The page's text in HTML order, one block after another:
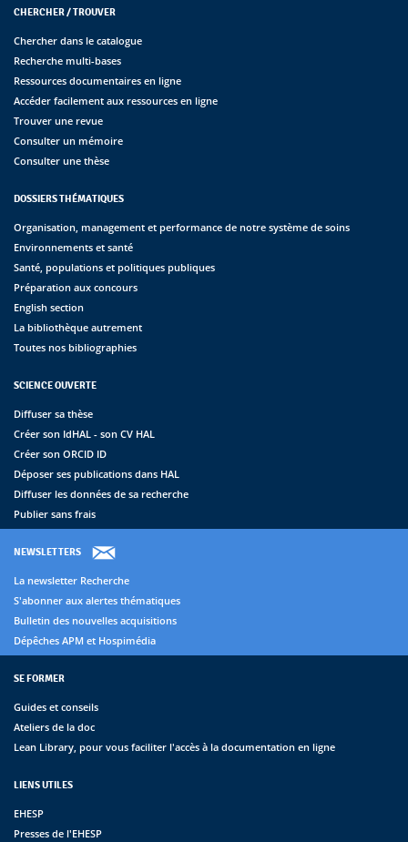
CHERCHER / TROUVER
Chercher dans le catalogue
Recherche multi-bases
Ressources documentaires en ligne
Accéder facilement aux ressources en ligne
Trouver une revue
Consulter un mémoire
Consulter une thèse
DOSSIERS THÉMATIQUES
Organisation, management et performance de notre système de soins
Environnements et santé
Santé, populations et politiques publiques
Préparation aux concours
English section
La bibliothèque autrement
Toutes nos bibliographies
SCIENCE OUVERTE
Diffuser sa thèse
Créer son IdHAL - son CV HAL
Créer son ORCID ID
Déposer ses publications dans HAL
Diffuser les données de sa recherche
Publier sans frais
NEWSLETTERS
La newsletter Recherche
S'abonner aux alertes thématiques
Bulletin des nouvelles acquisitions
Dépêches APM et Hospimédia
SE FORMER
Guides et conseils
Ateliers de la doc
Lean Library, pour vous faciliter l'accès à la documentation en ligne
LIENS UTILES
EHESP
Presses de l'EHESP